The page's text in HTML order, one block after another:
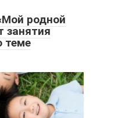
родной
занятия
теме